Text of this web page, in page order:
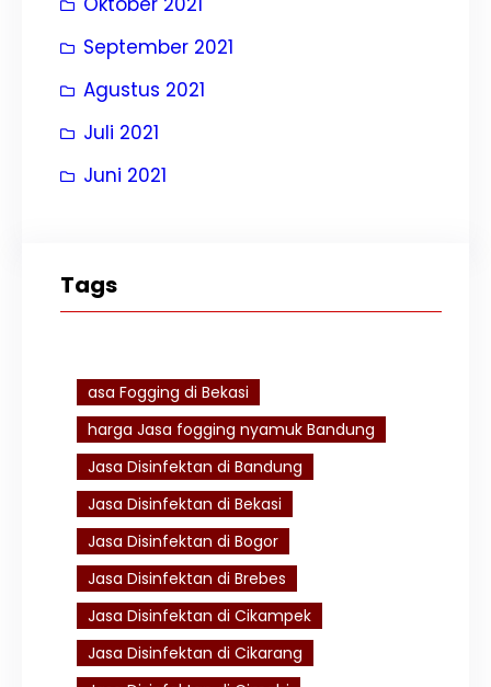
September 2021
Agustus 2021
Juli 2021
Juni 2021
Tags
asa Fogging di Bekasi
harga Jasa fogging nyamuk Bandung
Jasa Disinfektan di Bandung
Jasa Disinfektan di Bekasi
Jasa Disinfektan di Bogor
Jasa Disinfektan di Brebes
Jasa Disinfektan di Cikampek
Jasa Disinfektan di Cikarang